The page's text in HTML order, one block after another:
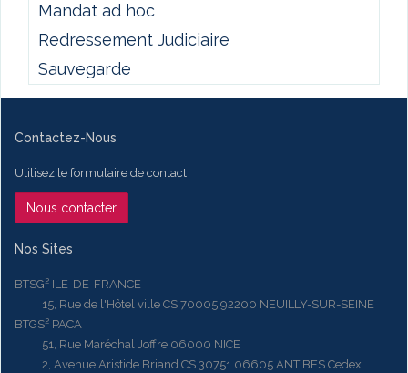
Mandat ad hoc
Redressement Judiciaire
Sauvegarde
Contactez-Nous
Utilisez le formulaire de contact
Nous contacter
Nos Sites
BTSG² ILE-DE-FRANCE
15, Rue de l'Hôtel ville CS 70005 92200 NEUILLY-SUR-SEINE
BTGS² PACA
51, Rue Maréchal Joffre 06000 NICE
2, Avenue Aristide Briand CS 30751 06605 ANTIBES Cedex